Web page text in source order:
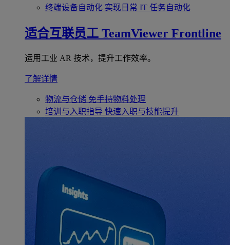
终端设备自动化 实现日常 IT 任务自动化
适合互联员工 TeamViewer Frontline
运用工业 AR 技术，提升工作效率。
了解详情
物流与仓储 免手持物料处理
培训与入职指导 快速入职与技能提升